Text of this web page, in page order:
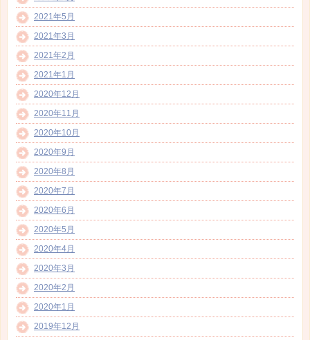
2021年5月
2021年3月
2021年2月
2021年1月
2020年12月
2020年11月
2020年10月
2020年9月
2020年8月
2020年7月
2020年6月
2020年5月
2020年4月
2020年3月
2020年2月
2020年1月
2019年12月